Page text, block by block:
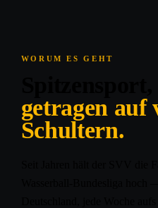
WORUM ES GEHT
getragen auf
Schultern.